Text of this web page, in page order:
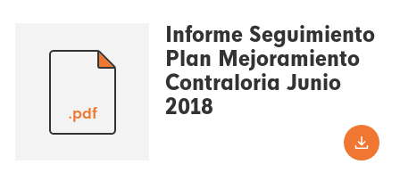
.pdf
Informe Seguimiento
Plan Mejoramiento
Contraloria Junio
2018